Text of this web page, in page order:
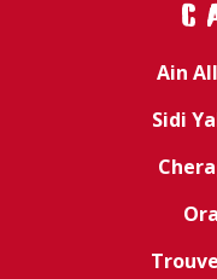
Ain
Sidi